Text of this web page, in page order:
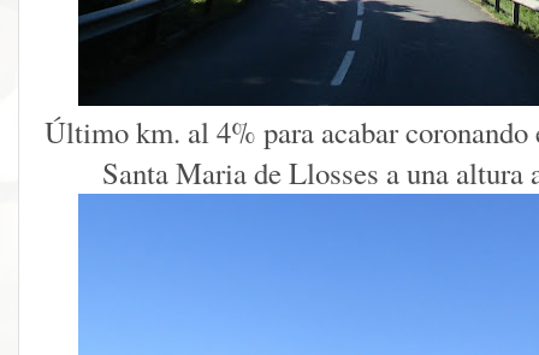
Último km. al 4% para acabar
Santa Maria de Llosses a una altura